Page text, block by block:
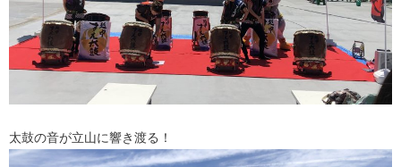
太鼓の音が立山に響き渡る！